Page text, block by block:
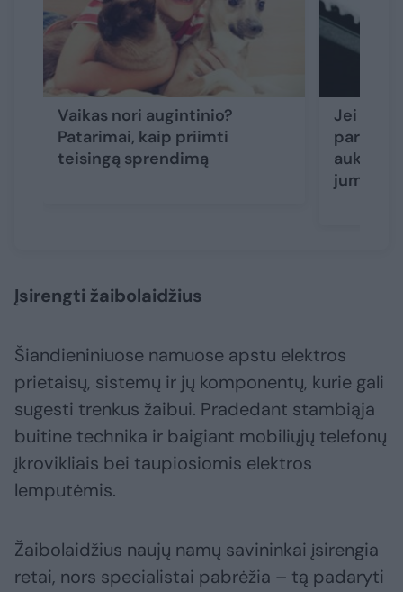
Vaikas nori augintinio?
Patarimai, kaip priimti
teisingą sprendimą
Jei dar
paruošti
jums
Įsirengti žaibolaidžius
Šiandieniniuose namuose apstu elektros
prietaisų, sistemų ir jų komponentų, kurie gali
sugesti trenkus žaibui. Pradedant stambiąja
buitine technika ir baigiant mobiliųjų telefonų
įkrovikliais bei taupiosiomis elektros
lemputėmis.
Žaibolaidžius naujų namų savininkai įsirengia
retai, nors specialistai pabrėžia – tą padaryti